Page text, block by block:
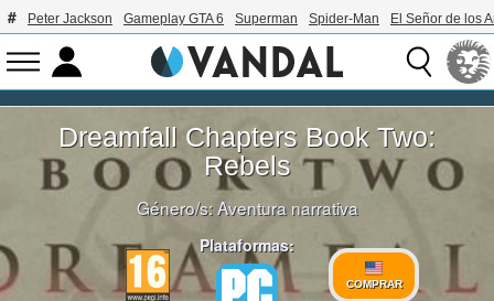
Peter Jackson Gameplay GTA 6 Superman Spider-Man El Señor de los
Dreamfall Chapters Book Two:
Rebels
Género/s:Aventura narrativa
Plataformas:
COMPRAR